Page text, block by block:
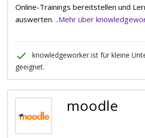
Online-Trainings bereitstellen und
auswerten. ..Mehr über
done
knowledgeworker ist für kleine
geeignet.
moodle